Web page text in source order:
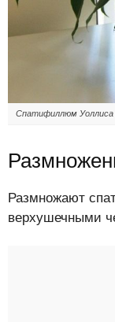
Спатифиллюм Уоллиса
Размножают
верхушечными